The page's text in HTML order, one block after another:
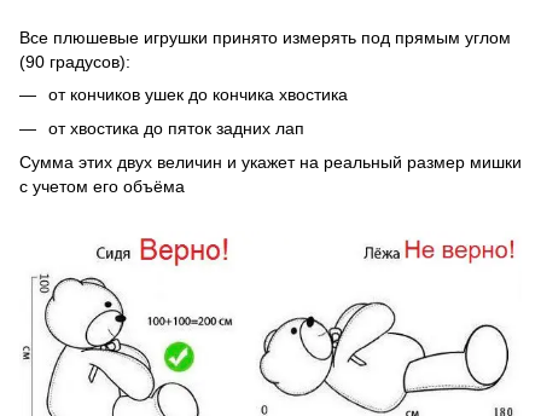
Все плюшевые игрушки принято измерять под прямым углом
(90 градусов):
от кончиков ушек до кончика хвостика
от хвостика до пяток задних лап
Сумма этих двух величин и укажет на реальный размер мишки
с учетом его объёма